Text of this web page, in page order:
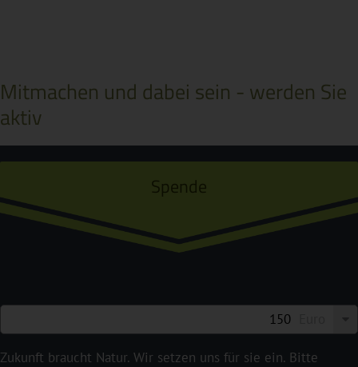
Mitmachen und dabei sein - werden Sie
aktiv
Spende
Zukunft braucht Natur. Wir setzen uns für sie ein. Bitte